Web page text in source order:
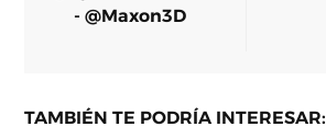
- @Maxon3D
TAMBIÉN TE PODRÍA INTERESAR: